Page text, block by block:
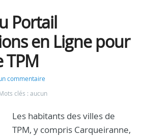
Portail
en Ligne pour
TPM
commentaire
clés : aucun
Les habitants des villes de
TPM, y compris Carqueiranne,